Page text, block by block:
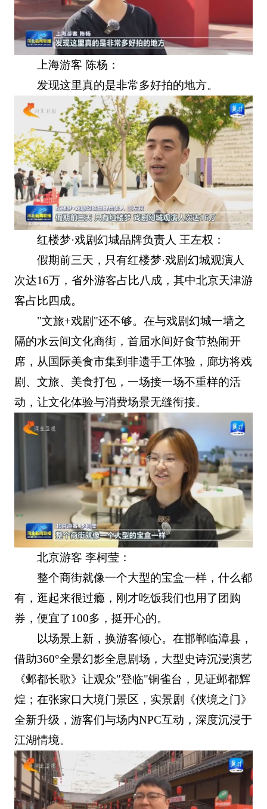
上海游客 陈杨：
发现这里真的是非常多好拍的地方。
红楼梦·戏剧幻城品牌负责人 王左权：
假期前三天，只有红楼梦·戏剧幻城观演人
次达16万，省外游客占比八成，其中北京天津游
客占比四成。
"文旅+戏剧"还不够。在与戏剧幻城一墙之
隔的水云间文化商街，首届水间好食节热闹开
席，从国际美食市集到非遗手工体验，廊坊将戏
剧、文旅、美食打包，一场接一场不重样的活
动，让文化体验与消费场景无缝衔接。
北京游客 李柯莹：
整个商街就像一个大型的宝盒一样，什么都
有，逛起来很过瘾，刚才吃饭我们也用了团购
券，便宜了100多，挺开心的。
以场景上新，换游客倾心。在邯郸临漳县，
借助360°全景幻影全息剧场，大型史诗沉浸演艺
《邺都长歌》让观众"登临"铜雀台，见证邺都辉
煌；在张家口大境门景区，实景剧《侠境之门》
全新升级，游客们与场内NPC互动，深度沉浸于
江湖情境。